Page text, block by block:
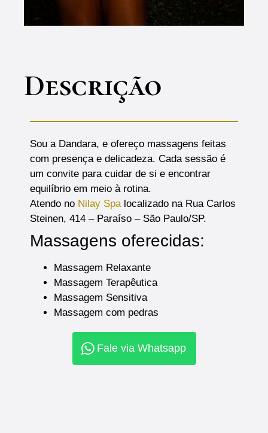
Descrição
Sou a Dandara, e ofereço massagens feitas
com presença e delicadeza. Cada sessão é
um convite para cuidar de si e encontrar
equilíbrio em meio à rotina.
Atendo no Nilay Spa localizado na Rua Carlos
Steinen, 414 – Paraíso – São Paulo/SP.
Massagens oferecidas:
Massagem Relaxante
Massagem Terapêutica
Massagem Sensitiva
Massagem com pedras
Fale via Whatsapp